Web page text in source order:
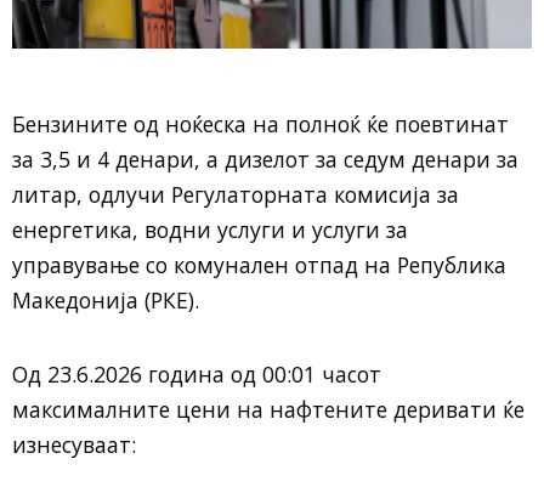
Бензините од ноќеска на полноќ ќе поевтинат
за 3,5 и 4 денари, а дизелот за седум денари за
литар, одлучи Регулаторната комисија за
енергетика, водни услуги и услуги за
управување со комунален отпад на Република
Македонија (РКЕ).
Од 23.6.2026 година од 00:01 часот
максималните цени на нафтените деривати ќе
изнесуваат: